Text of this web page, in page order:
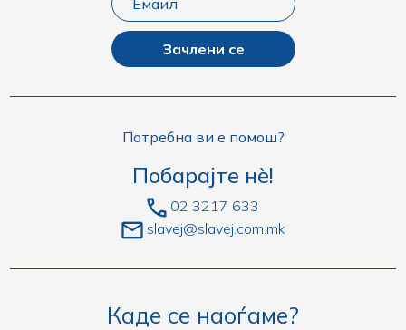
Зачлени се
Потребна ви е помош?
Побарајте нè!
02 3217 633
slavej@slavej.com.mk
Каде се наоѓаме?